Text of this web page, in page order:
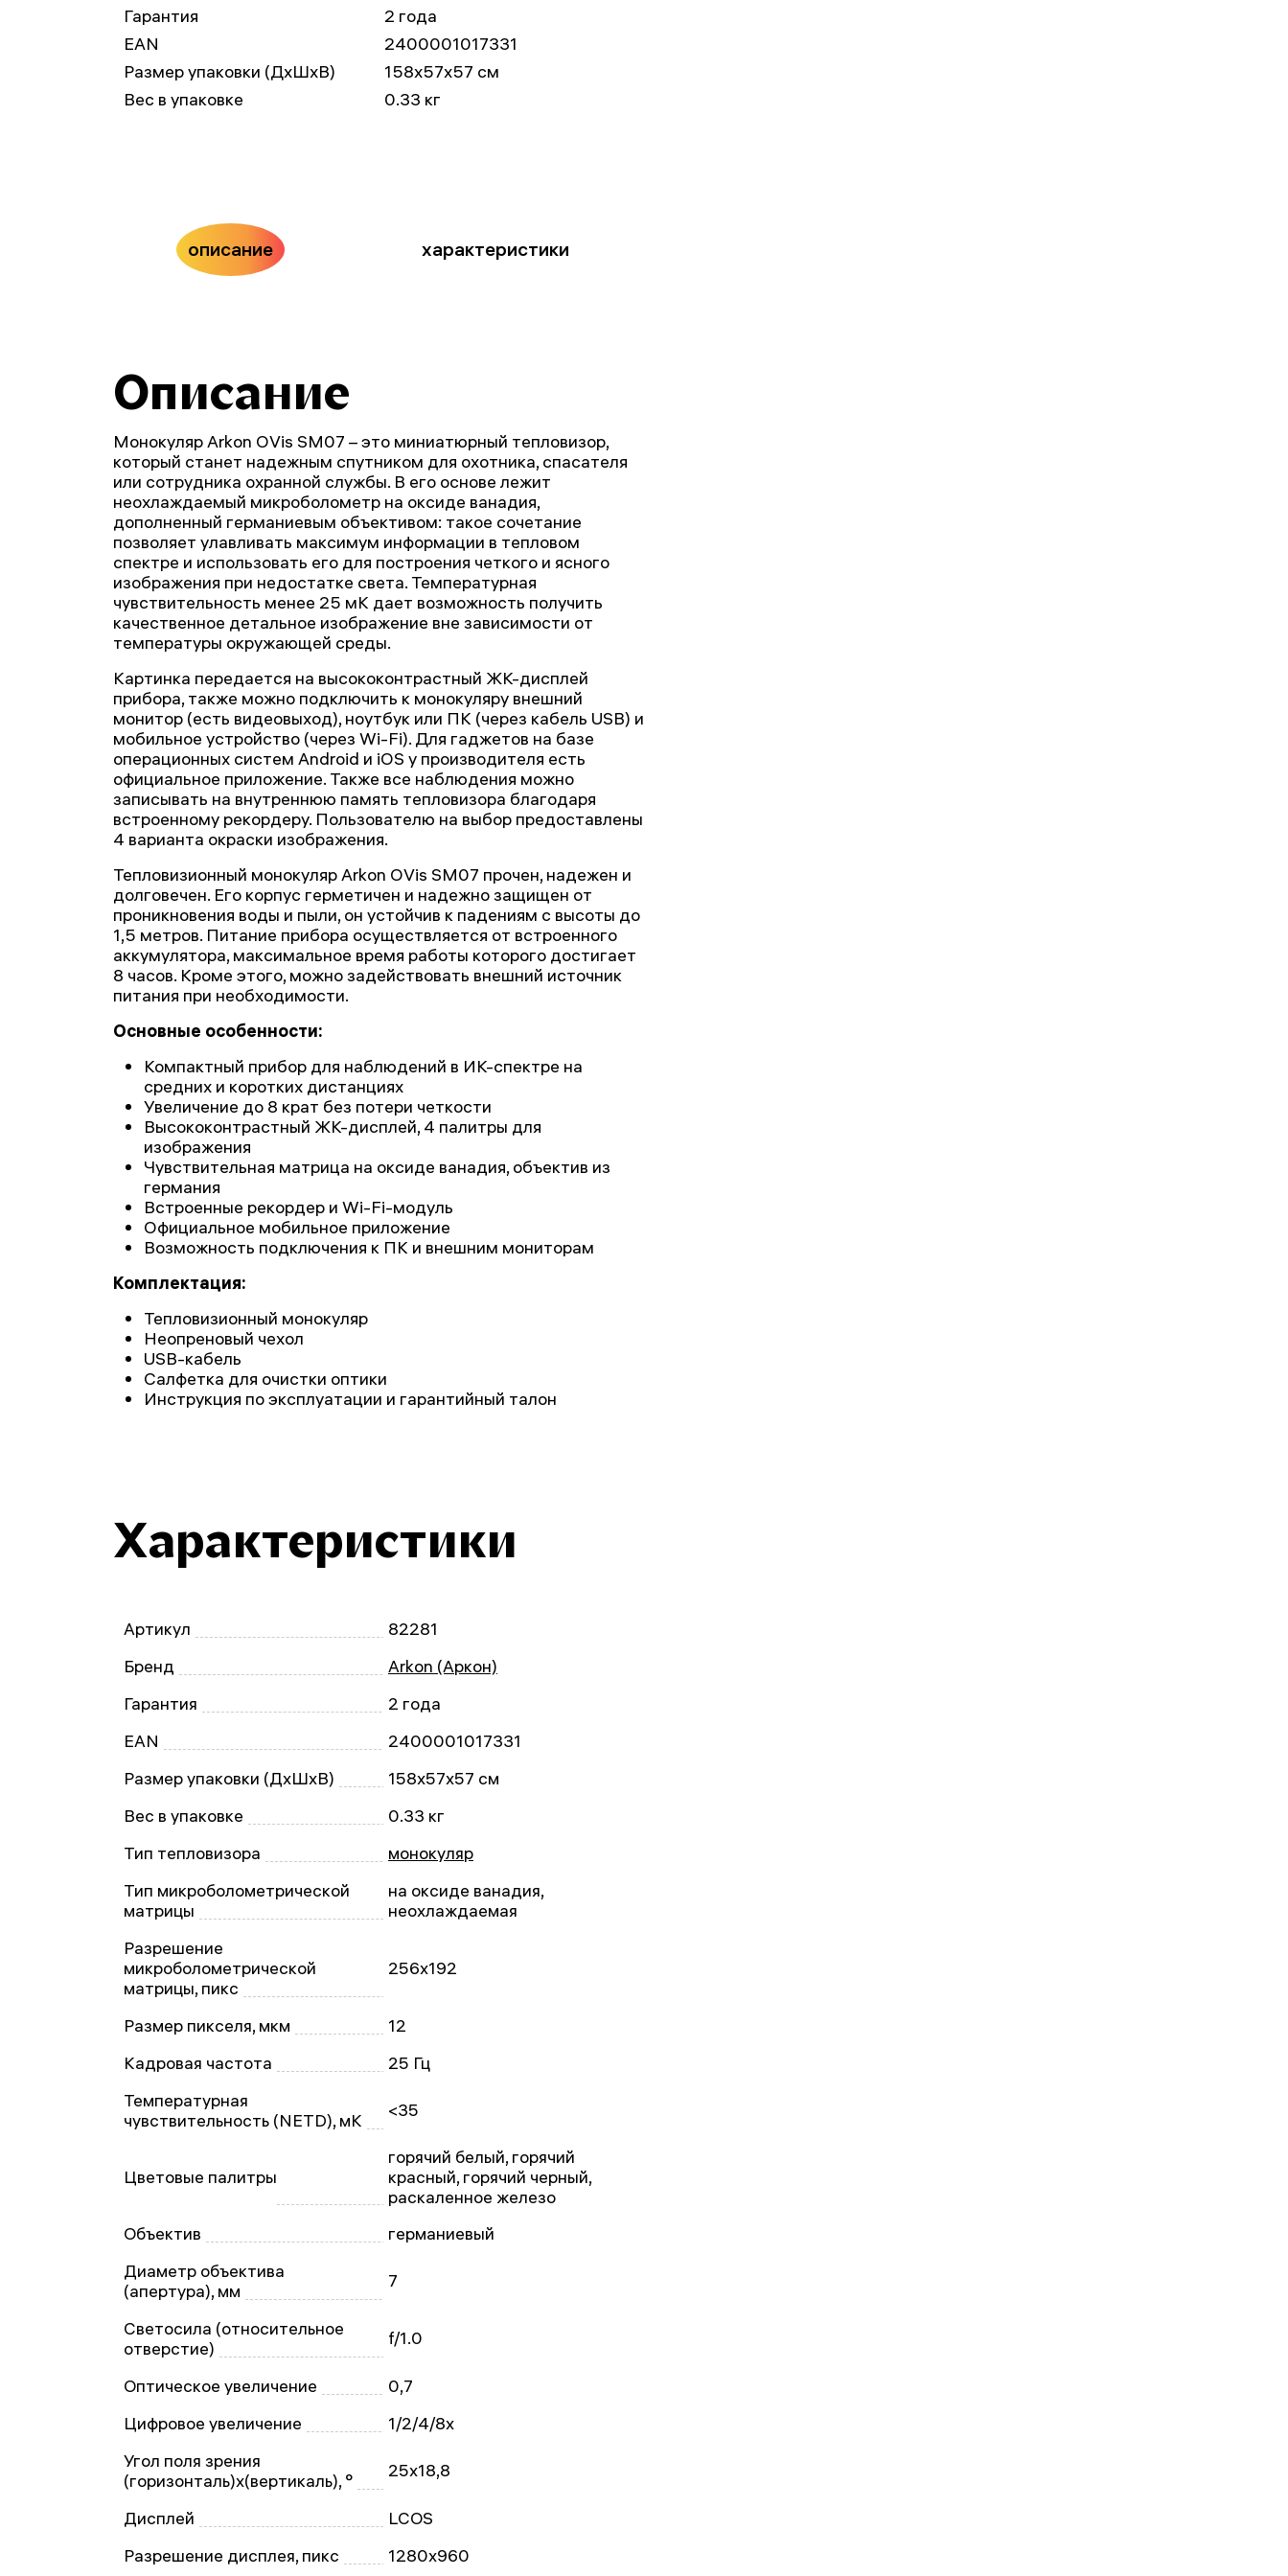
Гарантия
2 года
EAN
2400001017331
Размер упаковки (ДxШxВ)
158x57x57 см
Вес в упаковке
0.33 кг
описание характеристики
Описание
Монокуляр Arkon OVis SM07 – это миниатюрный тепловизор,
который станет надежным спутником для охотника, спасателя
или сотрудника охранной службы. В его основе лежит
неохлаждаемый микроболометр на оксиде ванадия,
дополненный германиевым объективом: такое сочетание
позволяет улавливать максимум информации в тепловом
спектре и использовать его для построения четкого и ясного
изображения при недостатке света. Температурная
чувствительность менее 25 мК дает возможность получить
качественное детальное изображение вне зависимости от
температуры окружающей среды.
Картинка передается на высококонтрастный ЖК-дисплей
прибора, также можно подключить к монокуляру внешний
монитор (есть видеовыход), ноутбук или ПК (через кабель USB) и
мобильное устройство (через Wi-Fi). Для гаджетов на базе
операционных систем Android и iOS у производителя есть
официальное приложение. Также все наблюдения можно
записывать на внутреннюю память тепловизора благодаря
встроенному рекордеру. Пользователю на выбор предоставлены
4 варианта окраски изображения.
Тепловизионный монокуляр Arkon OVis SM07 прочен, надежен и
долговечен. Его корпус герметичен и надежно защищен от
проникновения воды и пыли, он устойчив к падениям с высоты до
1,5 метров. Питание прибора осуществляется от встроенного
аккумулятора, максимальное время работы которого достигает
8 часов. Кроме этого, можно задействовать внешний источник
питания при необходимости.
Основные особенности:
Компактный прибор для наблюдений в ИК-спектре на
средних и коротких дистанциях
Увеличение до 8 крат без потери четкости
Высококонтрастный ЖК-дисплей, 4 палитры для
изображения
Чувствительная матрица на оксиде ванадия, объектив из
германия
Встроенные рекордер и Wi-Fi-модуль
Официальное мобильное приложение
Возможность подключения к ПК и внешним мониторам
Комплектация:
Тепловизионный монокуляр
Неопреновый чехол
USB-кабель
Салфетка для очистки оптики
Инструкция по эксплуатации и гарантийный талон
Характеристики
Артикул
82281
Бренд
Arkon (Аркон)
Гарантия
2 года
EAN
2400001017331
Размер упаковки (ДxШxВ)
158x57x57 см
Вес в упаковке
0.33 кг
Тип тепловизора
монокуляр
Тип микроболометрической
матрицы
на оксиде ванадия,
неохлаждаемая
Разрешение
микроболометрической
матрицы, пикс
256х192
Размер пикселя, мкм
12
Кадровая частота
25 Гц
Температурная
чувствительность (NETD), мК
<35
Цветовые палитры
горячий белый, горячий
красный, горячий черный,
раскаленное железо
Объектив
германиевый
Диаметр объектива
(апертура), мм
7
Светосила (относительное
отверстие)
f/1.0
Оптическое увеличение
0,7
Цифровое увеличение
1/2/4/8x
Угол поля зрения
(горизонталь)x(вертикаль), °
25x18,8
Дисплей
LCOS
Разрешение дисплея, пикс
1280x960